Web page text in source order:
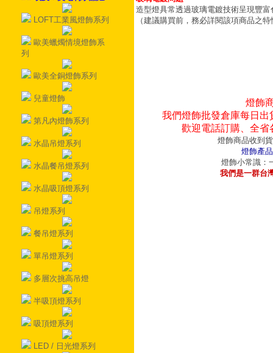
LOFT工業風燈飾系列
歐美蠟燭情境燈飾系
列
歐美全銅燈飾系列
兒童燈飾
第凡內燈飾系列
水晶吊燈系列
水晶餐吊燈系列
水晶吸頂燈系列
吊燈系列
餐吊燈系列
單吊燈系列
多層次挑高吊燈
半吸頂燈系列
吸頂燈系列
LED / 日光燈系列
造型燈具常透過玻璃電鍍技術呈現豐
（建議購買前，務必詳閱該項商品之
燈飾
我們燈飾批發倉庫每日
歡迎電話訂購、全
燈飾商品收到
燈飾產
燈飾小常識：
我們是一群台